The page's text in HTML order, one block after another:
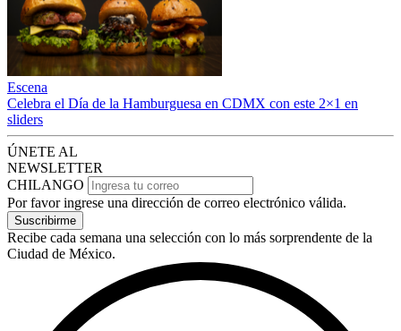
Escena
Celebra el Día de la Hamburguesa en CDMX con este 2×1 en
sliders
ÚNETE AL
NEWSLETTER
CHILANGO
Por favor ingrese una dirección de correo electrónico válida.
Suscribirme
Recibe cada semana una selección con lo más sorprendente de la
Ciudad de México.